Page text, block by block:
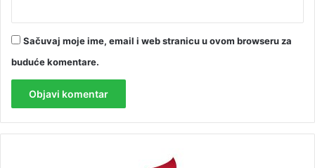
Sačuvaj moje ime, email i web stranicu u ovom browseru za
buduće komentare.